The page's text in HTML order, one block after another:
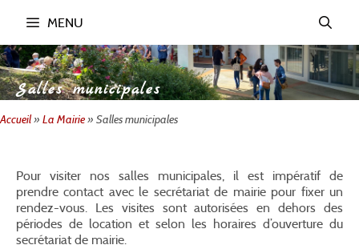
MENU
Salles municipales
Accueil» La Mairie» Salles municipales
Pour visiter nos salles municipales, il est impératif de
prendre contact avec le secrétariat de mairie pour fixer un
rendez-vous. Les visites sont autorisées en dehors des
périodes de location et selon les horaires d’ouverture du
secrétariat de mairie.